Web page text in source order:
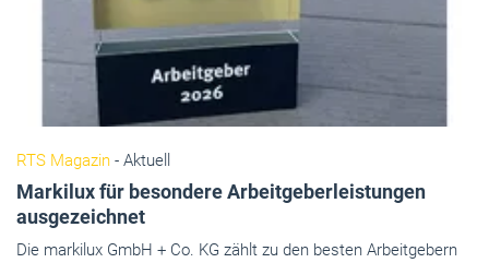
RTS Magazin - Aktuell
Markilux für besondere Arbeitgeberleistungen
ausgezeichnet
Die markilux GmbH + Co. KG zählt zu den besten Arbeitgebern